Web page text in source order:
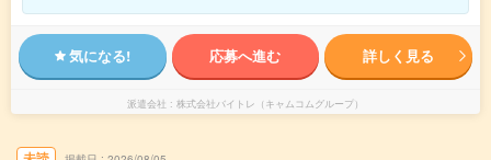
気になる! 応募へ進む 詳しく見る
派遣会社 株式会社バイトレ（キャムコムグループ）